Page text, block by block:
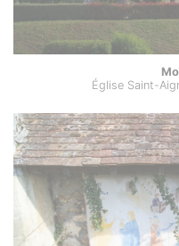
Église Saint-